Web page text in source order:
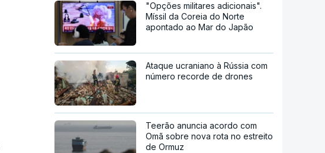
"Opções militares adicionais".
Míssil da Coreia do Norte
apontado ao Mar do Japão
Ataque ucraniano à Rússia com
número recorde de drones
Teerão anuncia acordo com
Omã sobre nova rota no estreito
de Ormuz